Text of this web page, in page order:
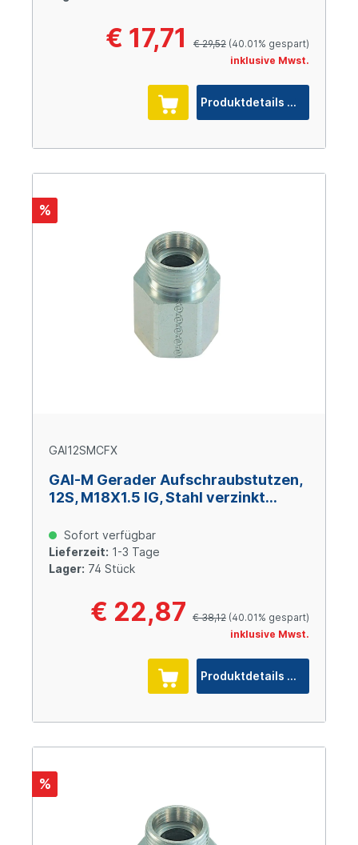
€ 17,71 € 29,52 (40.01% gespart)
inklusive Mwst.
Produktdetails
%
GAI12SMCFX
GAI-M Gerader Aufschraubstutzen,
12S, M18X1.5 IG, Stahl verzinkt
Sofort verfügbar
Lieferzeit: 1-3 Tage
Lager: 74 Stück
€ 22,87 € 38,12 (40.01% gespart)
inklusive Mwst.
Produktdetails
%